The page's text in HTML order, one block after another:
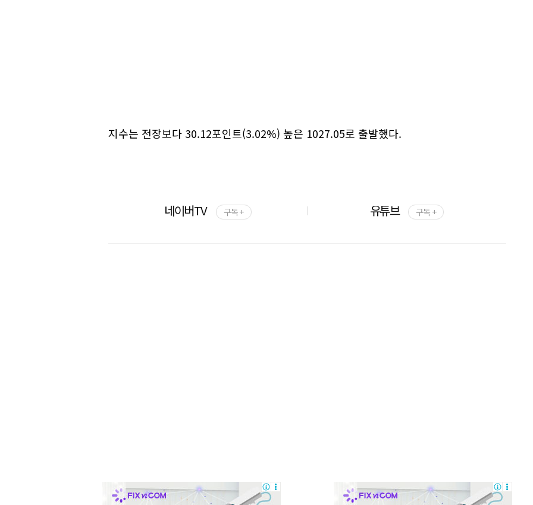
지수는 전장보다 30.12포인트(3.02%) 높은 1027.05로 출발했다.
네이버TV 구독 + 유튜브 구독 +